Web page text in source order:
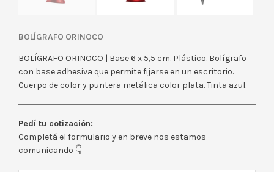
BOLÍGRAFO ORINOCO
BOLÍGRAFO ORINOCO | Base 6 x 5,5 cm. Plástico. Bolígrafo
con base adhesiva que permite fijarse en un escritorio.
Cuerpo de color y puntera metálica color plata. Tinta azul.
Pedí tu cotización:
Completá el formulario y en breve nos estamos
comunicando 👇